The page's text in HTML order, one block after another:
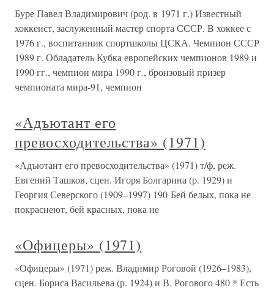
Буре Павел Владимирович (род. в 1971 г.) Известный
хоккеист, заслуженный мастер спорта СССР. В хоккее с
1976 г., воспитанник спортшколы ЦСКА. Чемпион СССР
1989 г. Обладатель Кубка европейских чемпионов 1989 и
1990 гг., чемпион мира 1990 г., бронзовый призер
чемпионата мира-91, чемпион
«Адъютант его
превосходительства» (1971)
«Адъютант его превосходительства» (1971) т/ф, реж.
Евгений Ташков, сцен. Игоря Болгарина (р. 1929) и
Георгия Северского (1909–1997) 190 Бей белых, пока не
покраснеют, бей красных, пока не
«Офицеры» (1971)
«Офицеры» (1971) реж. Владимир Роговой (1926–1983),
сцен. Бориса Васильева (р. 1924) и В. Рогового 480 * Есть